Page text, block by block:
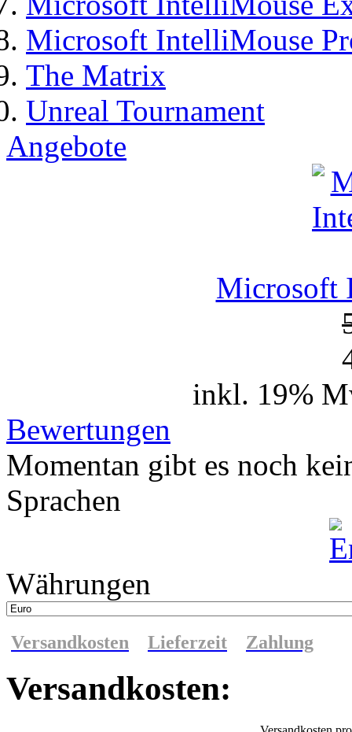
Microsoft IntelliMouse
The Matrix
Unreal Tournament
Angebote
Microsoft
inkl. 19%
Bewertungen
Momentan gibt es noch
Sprachen
Währungen
Versandkosten Lieferzeit Zahlung
Versandkosten: